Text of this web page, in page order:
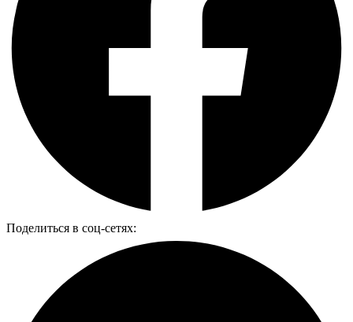
Поделиться в соц-сетях: